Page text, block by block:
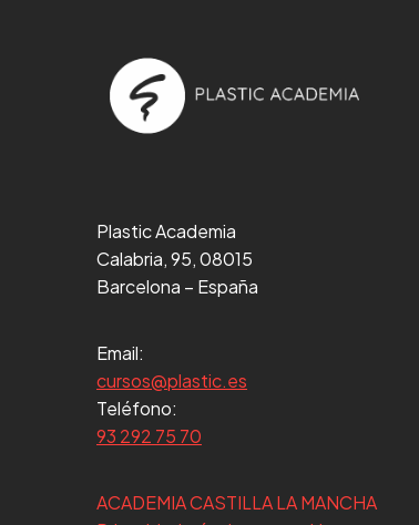
Plastic Academia
Calabria, 95, 08015
Barcelona – España
Email:
cursos@plastic.es
Teléfono:
93 292 75 70
ACADEMIA CASTILLA LA MANCHA